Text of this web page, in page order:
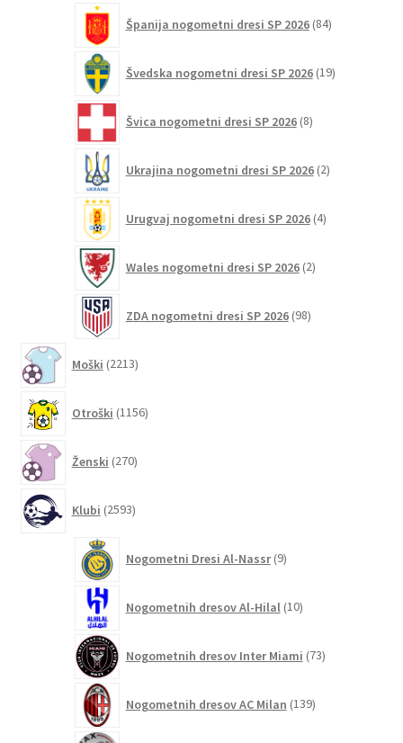
Španija nogometni dresi SP 2026 84izdelkov
Švedska nogometni dresi SP 2026 19izdelkov
Švica nogometni dresi SP 2026 8izdelkov
Ukrajina nogometni dresi SP 2026 2izdelka
Urugvaj nogometni dresi SP 2026 4izdelki
Wales nogometni dresi SP 2026 2izdelka
ZDA nogometni dresi SP 2026 98izdelkov
Moški 2213izdelkov
Otroški 1156izdelkov
Ženski 270izdelkov
Klubi 2593izdelkov
Nogometni Dresi Al-Nassr 9izdelkov
Nogometnih dresov Al-Hilal 10izdelkov
Nogometnih dresov Inter Miami 73izdelkov
Nogometnih dresov AC Milan 139izdelkov